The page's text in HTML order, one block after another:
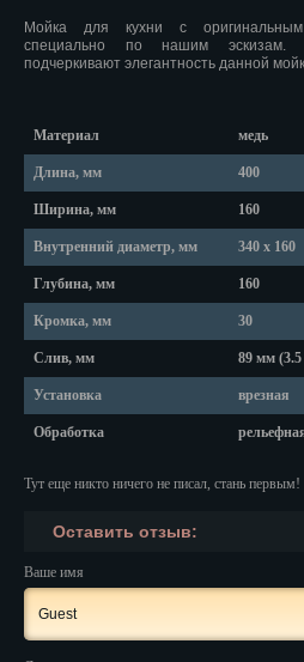
Мойка для кухни с оригинальным
специально по нашим эскизам.
подчеркивают элегантность данной
Материал медь
Длина, мм 400
Ширина, мм 160
Внутренний диаметр, мм 340 х 160
Глубина, мм 160
Кромка, мм 30
Слив, мм 89 мм
Установка врезная
Обработка
Тут еще никто ничего не писал, стань первым!
Оставить отзыв:
Ваше имя